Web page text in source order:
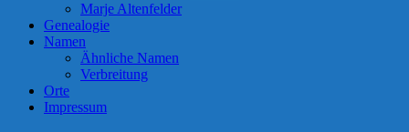
Marje Altenfelder
Genealogie
Namen
Ähnliche Namen
Verbreitung
Orte
Impressum